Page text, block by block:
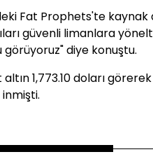
Fat Prophets'te kaynak
güvenli limanlara
görüyoruz" diye konuştu.
1,773.10 doları